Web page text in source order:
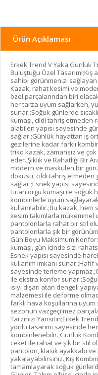
Ürün Açıklaması
Erkek Trend V Yaka Günlük
Buluştuğu Özel
sahibi görünmenizi
Kazak, rahat kesimi ve
özel parçalarından biri
her tarza uyum sağlarken,
sunar.;Soğuk günlerde
kumaşı, cildi tahriş
alabilen yapısı sayesinde
sağlar.;Günlük hayattan iş
gezilerine kadar farklı
triko kazak, zamansız ve
eder.;Şıklık ve Rahatlığı Bir
modern ve maskülen bir
dokusu, cildi tahriş etmeden
sağlar.;Esnek yapısı
tutan örgü kumaşı ile soğuk
kombinlerle uyum
kullanılabilir.;Bu kazak,
kesim takımlarla
pantolonlarla rahat bir stil
pantolonlarla şık bir
Gün Boyu Maksimum
kumaşı, gün içinde sizi
Esnek yapısı sayesinde
kullanım imkanı
sayesinde terleme
ile ekstra konfor
ısıyı dışarı atan dengeli
malzemesi ile deforme
farklı hava koşullarına
sezonun vazgeçilmez
Tarzınızı Yansıtın;Erkek
yönlü tasarımı sayesinde
kombinlenebilir.;Günlük
ceket ile rahat ve şık bir stil
pantolon, klasik ayakkabı
yakalayabilirsiniz.;Kış
tamamlayarak soğuk